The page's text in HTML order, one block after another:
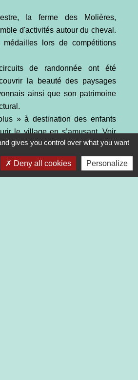
la ferme des Molières,
d'activités autour du cheval.
médailles lors de compétitions
de randonnée ont été
la beauté des paysages
ainsi que son patrimoine
» à destination des enfants
le village en s’amusant. Voir
gives you control over what you want
Deny all cookies Personalize